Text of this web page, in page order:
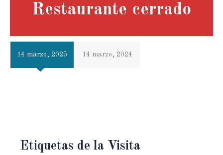
Restaurante cerrado
14 marzo, 2025 14 marzo, 2024
Etiquetas de la Visita